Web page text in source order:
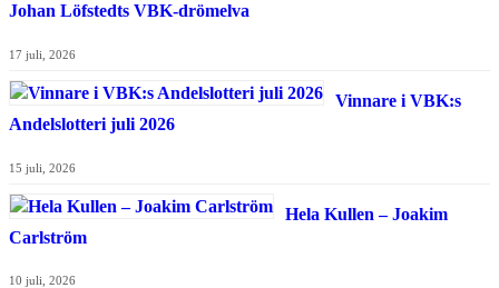
Johan Löfstedts VBK-drömelva
17 juli, 2026
Vinnare i VBK:s
Andelslotteri juli 2026
15 juli, 2026
Hela Kullen – Joakim
Carlström
10 juli, 2026